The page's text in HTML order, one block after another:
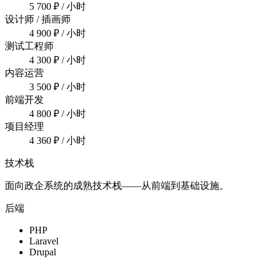
5 700 ₽ / 小时
设计师 / 插画师
4 900 ₽ / 小时
测试工程师
4 300 ₽ / 小时
内容运营
3 500 ₽ / 小时
前端开发
4 800 ₽ / 小时
项目经理
4 360 ₽ / 小时
技术栈
面向政企系统的成熟技术栈——从前端到基础设施。
后端
PHP
Laravel
Drupal